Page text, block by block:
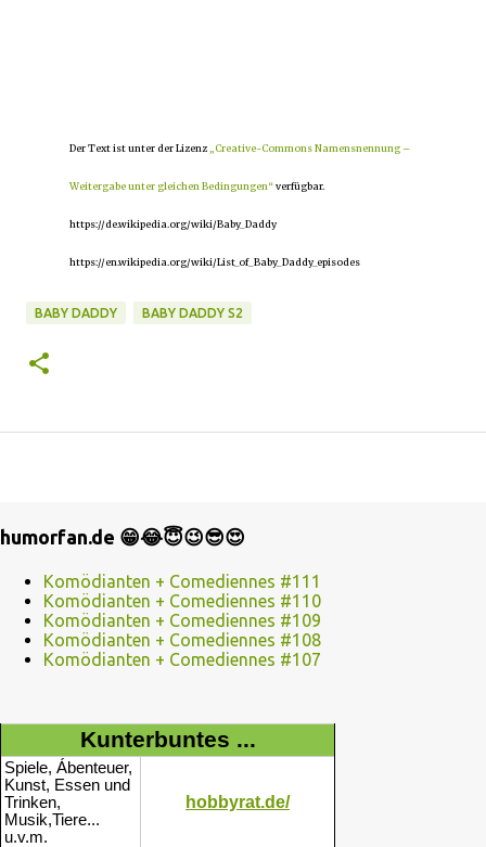
Der Text ist unter der Lizenz „Creative-Commons Namensnennung –
Weitergabe unter gleichen Bedingungen“verfügbar.
https://de.wikipedia.org/wiki/Baby_Daddy
https://en.wikipedia.org/wiki/List_of_Baby_Daddy_episodes
BABY DADDY BABY DADDY S2
humorfan.de 😁😂😇😉😎😍
Komödianten + Comediennes #111
Komödianten + Comediennes #110
Komödianten + Comediennes #109
Komödianten + Comediennes #108
Komödianten + Comediennes #107
Kunterbuntes ...
Spiele, Ábenteuer,
Kunst, Essen und
Trinken,
Musik,Tiere...
u.v.m.
hobbyrat.de/